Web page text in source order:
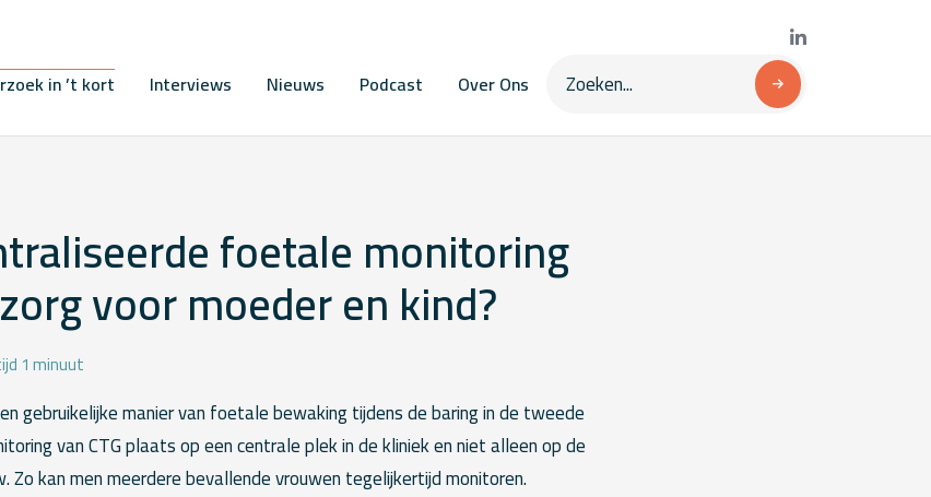
in ’t kort Interviews Nieuws Podcast Over Ons
foetale monitoring
voor moeder en kind?
1 minuut
gebruikelijke manier van foetale bewaking tijdens de baring in de tweede
van CTG plaats op een centrale plek in de kliniek en niet alleen op de
Zo kan men meerdere bevallende vrouwen tegelijkertijd monitoren.